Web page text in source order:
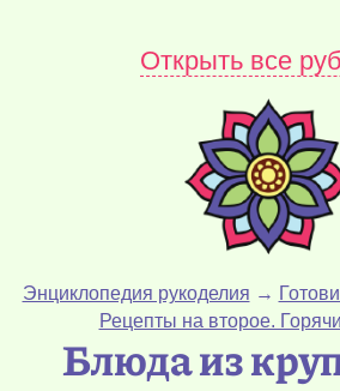
Открыть все
Энциклопедия рукоделия →
Рецепты на второе.
Блюда из